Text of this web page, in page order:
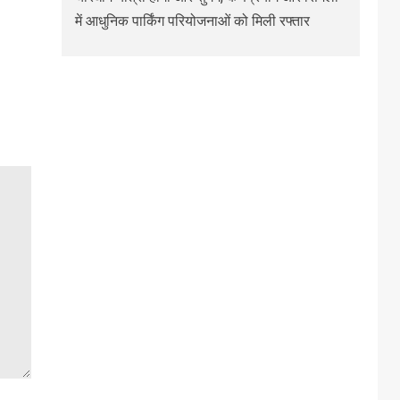
में आधुनिक पार्किंग परियोजनाओं को मिली रफ्तार